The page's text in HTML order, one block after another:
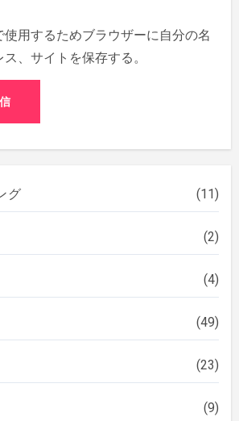
使用するためブラウザーに自分の名
、サイトを保存する。
グ (11)
(2)
(4)
(49)
(23)
(9)